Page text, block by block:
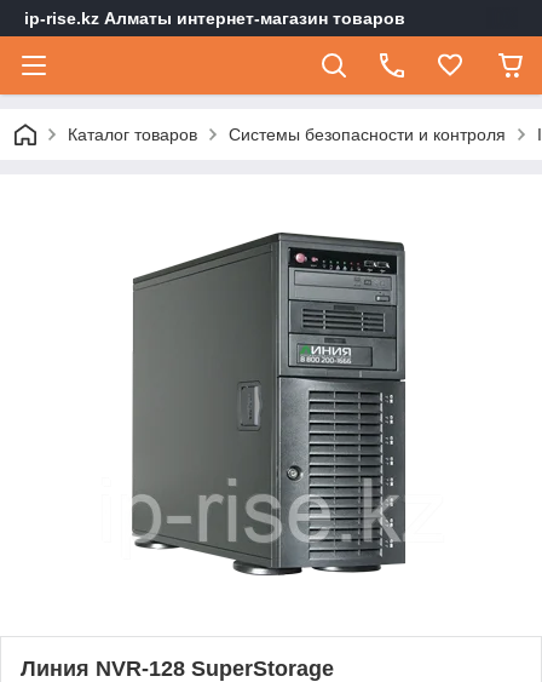
ip-rise.kz Алматы интернет-магазин товаров
Каталог товаров Системы безопасности и контроля
Линия NVR-128 SuperStorage